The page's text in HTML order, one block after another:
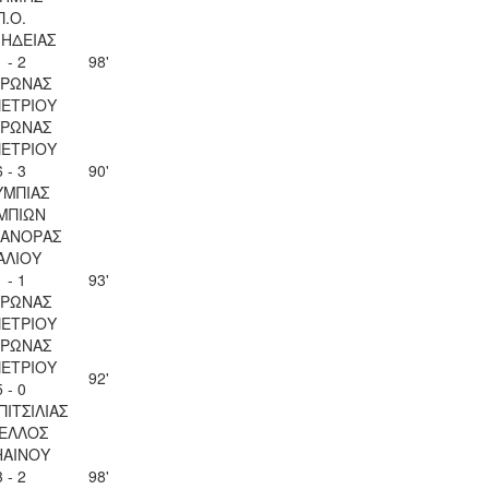
- 2
98'
- 3
90'
- 1
93'
- 0
92'
- 2
98'